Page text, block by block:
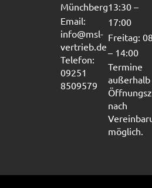
Münchberg
Email:
info@msl-
vertrieb.de
Telefon:
09251
8509579
13:30 –
17:00
Freitag:
– 14:00
Termine
nach
möglich.